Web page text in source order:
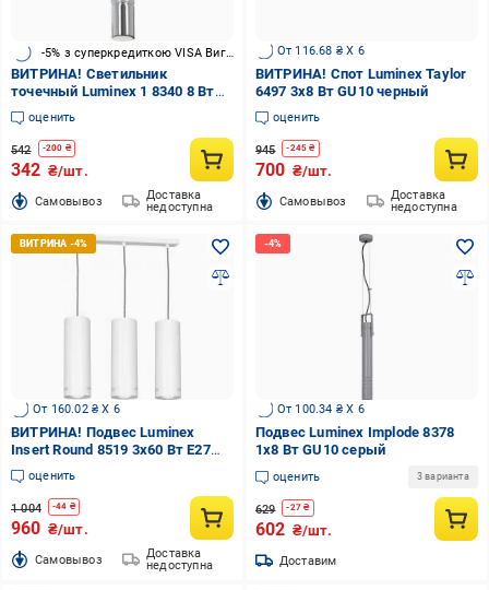
-5% з суперкредиткою VISA Вигода
ВИТРИНА! Светильник
точечный Luminex 1 8340 8 Вт
GU10 хром Salva
оценить
542 -200 ₴
342 ₴/шт.
Cамовывоз
Доставка
недоступна
От 116.68 ₴ X 6
ВИТРИНА! Спот Luminex Taylor
6497 3x8 Вт GU10 черный
оценить
945 -245 ₴
700 ₴/шт.
Cамовывоз
Доставка
недоступна
От 160.02 ₴ X 6
ВИТРИНА! Подвес Luminex
Insert Round 8519 3x60 Вт E27
белый
оценить
1 004 -44 ₴
960 ₴/шт.
Cамовывоз
Доставка
недоступна
От 100.34 ₴ X 6
Подвес Luminex Implode 8378
1x8 Вт GU10 серый
оценить 3 варианта
629 -27 ₴
602 ₴/шт.
Доставим